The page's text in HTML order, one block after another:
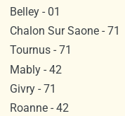
Belley - 01
Chalon Sur Saone - 71
Tournus - 71
Mably - 42
Givry - 71
Roanne - 42